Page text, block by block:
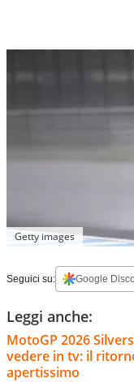
Getty images
Seguici su: Google
Leggi anche:
MotoGP 2026
vedere in tv: il
apertissimo